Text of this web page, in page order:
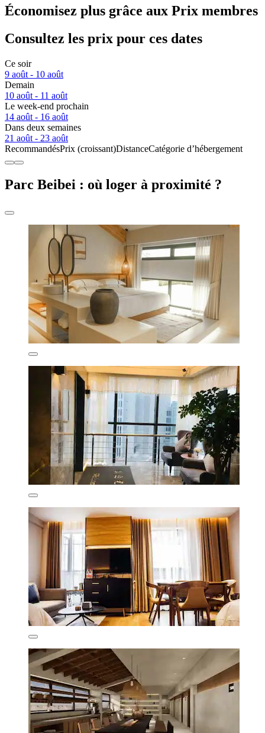
Économisez plus grâce aux Prix membres
Consultez les prix pour ces dates
Ce soir
9 août - 10 août
Demain
10 août - 11 août
Le week-end prochain
14 août - 16 août
Dans deux semaines
21 août - 23 août
RecommandésPrix (croissant)DistanceCatégorie d’hébergement
Parc Beibei : où loger à proximité ?